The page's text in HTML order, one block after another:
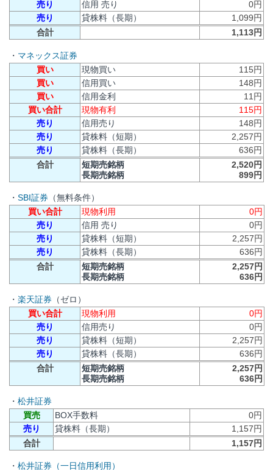
売り 信用 売り
0円
売り
貸株料（長期）
1,099円
合計
1,113円
・ マネックス証券
買い
現物買い
115円
買い
信用買い
148円
買い
信用金利
11円
買い合計
現物有利
115円
売り
信用売り
148円
売り
貸株料（短期）
2,257円
売り
貸株料（長期）
636円
合計
短期売銘柄
長期売銘柄
2,520円
899円
・ SBI証券 （無料条件）
買い合計
現物利用
0円
売り
信用 売り
0円
売り
貸株料（短期）
2,257円
売り
貸株料（長期）
636円
合計
短期売銘柄
長期売銘柄
2,257円
636円
・ 楽天証券 （ゼロ）
買い合計
現物利用
0円
売り
信用売り
0円
売り
貸株料（短期）
2,257円
売り
貸株料（長期）
636円
合計
短期売銘柄
長期売銘柄
2,257円
636円
・ 松井証券
買売
BOX手数料
0円
売り
貸株料（長期）
1,157円
合計
1,157円
・ 松井証券（一日信用利用）